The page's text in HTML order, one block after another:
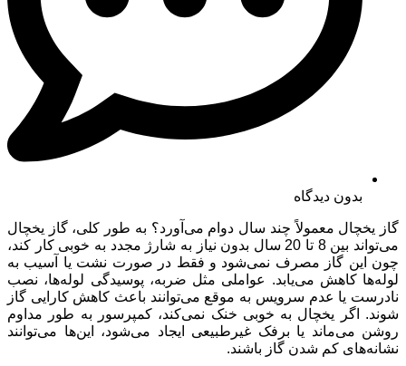
بدون دیدگاه
گاز یخچال معمولاً چند سال دوام می‌آورد؟ به طور کلی، گاز یخچال
می‌تواند بین 8 تا 20 سال بدون نیاز به شارژ مجدد به خوبی کار کند،
چون این گاز مصرف نمی‌شود و فقط در صورت نشت یا آسیب به
لوله‌ها کاهش می‌یابد. عواملی مثل ضربه، پوسیدگی لوله‌ها، نصب
نادرست یا عدم سرویس به موقع می‌توانند باعث کاهش کارایی گاز
شوند. اگر یخچال به خوبی خنک نمی‌کند، کمپرسور به طور مداوم
روشن می‌ماند یا برفک غیرطبیعی ایجاد می‌شود، این‌ها می‌توانند
نشانه‌های کم شدن گاز باشند.